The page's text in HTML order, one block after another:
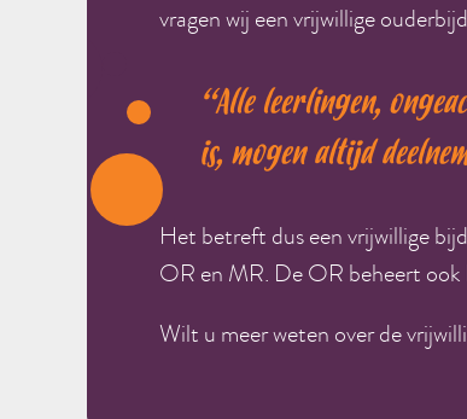
vragen wij een vrijwillige
“Alle leerlingen,
is, mogen altijd
Het betreft dus eenvrijwillige
OR en MR. De OR beheert ook
Wilt u meer weten over de